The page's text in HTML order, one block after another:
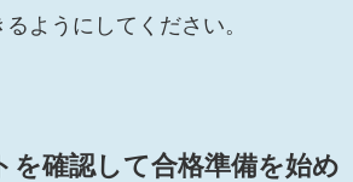
ようにしてください。
を確認して合格準備を始め